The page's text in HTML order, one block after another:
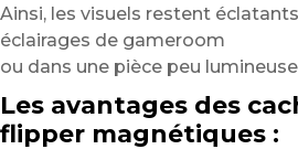
Ainsi, les visuels restent
éclairages de gameroom
ou dans une pièce peu
Les avantages des
flipper magnétiques :